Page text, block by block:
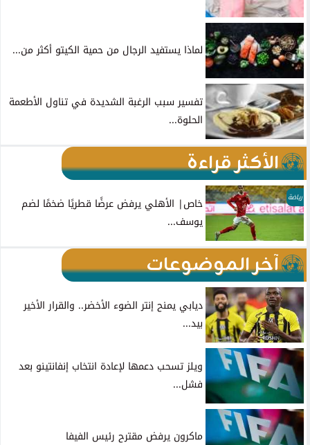
لماذا يستفيد الرجال من حمية الكيتو أكثر من...
تفسير سبب الرغبة الشديدة في تناول الأطعمة
الحلوة...
الأكثر قراءة
رياضة
خاص| الأهلي يرفض عرضًا قطريًا ضخمًا لضم
يوسف...
آخر الموضوعات
ديابي يمنح إنتر الضوء الأخضر.. والقرار الأخير
بيد...
ويلز تسحب دعمها لإعادة انتخاب إنفانتينو بعد
فشل...
ماكرون يرفض مقترح رئيس الفيفا